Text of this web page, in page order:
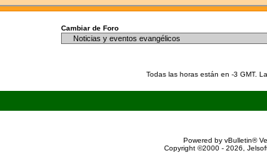
Cambiar de Foro
Todas las horas están en -3 GMT.
Powered by vBulletin®
Copyright ©2000 - 2026,